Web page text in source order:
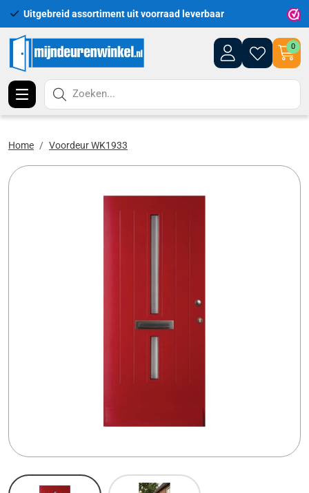
Uitgebreid assortiment uit voorraad leverbaar
0
Zoeken...
Home Voordeur WK1933